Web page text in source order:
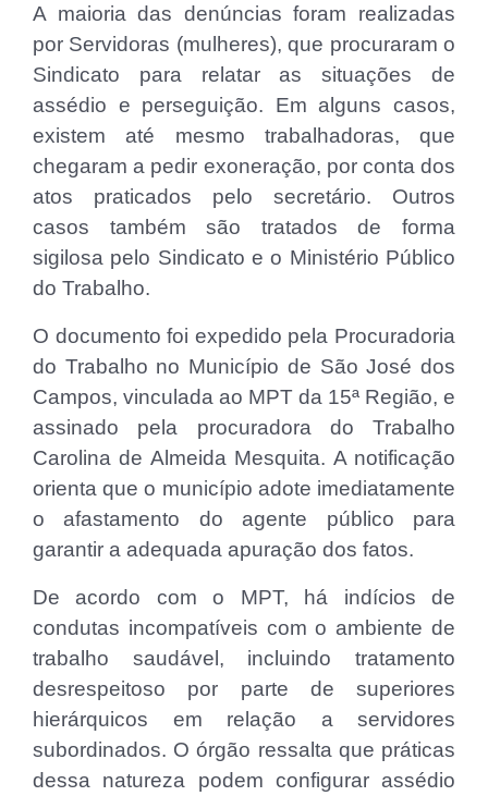
A maioria das denúncias foram realizadas
por Servidoras (mulheres), que procuraram o
Sindicato para relatar as situações de
assédio e perseguição. Em alguns casos,
existem até mesmo trabalhadoras, que
chegaram a pedir exoneração, por conta dos
atos praticados pelo secretário. Outros
casos também são tratados de forma
sigilosa pelo Sindicato e o Ministério Público
do Trabalho.
O documento foi expedido pela Procuradoria
do Trabalho no Município de São José dos
Campos, vinculada ao MPT da 15ª Região, e
assinado pela procuradora do Trabalho
Carolina de Almeida Mesquita. A notificação
orienta que o município adote imediatamente
o afastamento do agente público para
garantir a adequada apuração dos fatos.
De acordo com o MPT, há indícios de
condutas incompatíveis com o ambiente de
trabalho saudável, incluindo tratamento
desrespeitoso por parte de superiores
hierárquicos em relação a servidores
subordinados. O órgão ressalta que práticas
dessa natureza podem configurar assédio